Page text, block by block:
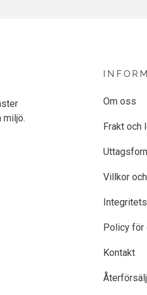
miljö.
Om oss
Frakt och
Villkor
Policy för
Kontakt